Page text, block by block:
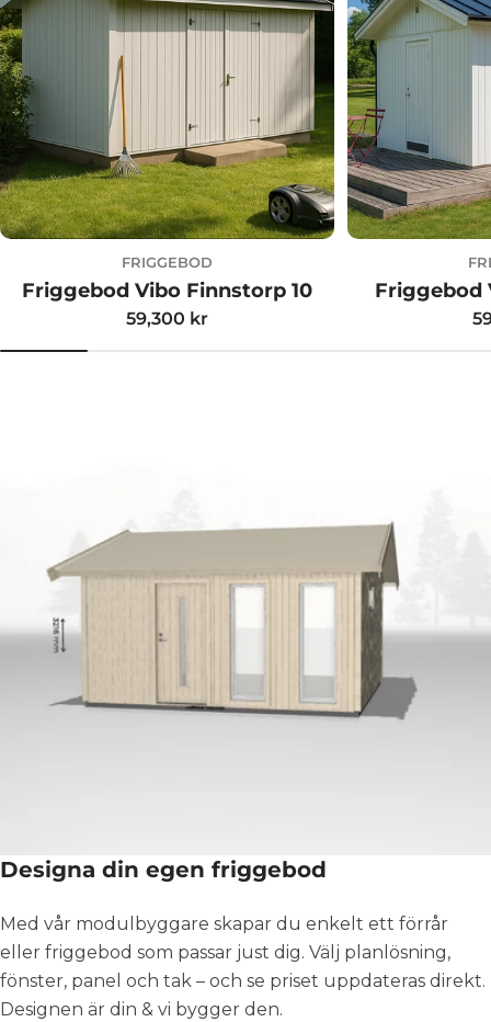
FRIGGEBOD
Friggebod Vibo Finnstorp 10
Ordinarie
59,300 kr
Friggebod
Designa din egen friggebod
Med vår modulbyggare skapar du enkelt ett förrår
eller friggebod som passar just dig. Välj planlösning,
fönster, panel och tak – och se priset uppdateras direkt.
Designen är din & vi bygger den.